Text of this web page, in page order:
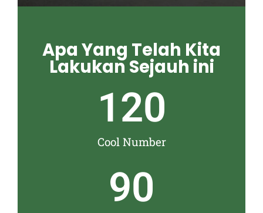
Apa Yang Telah Kita
Lakukan Sejauh ini
Cool Number
120
90